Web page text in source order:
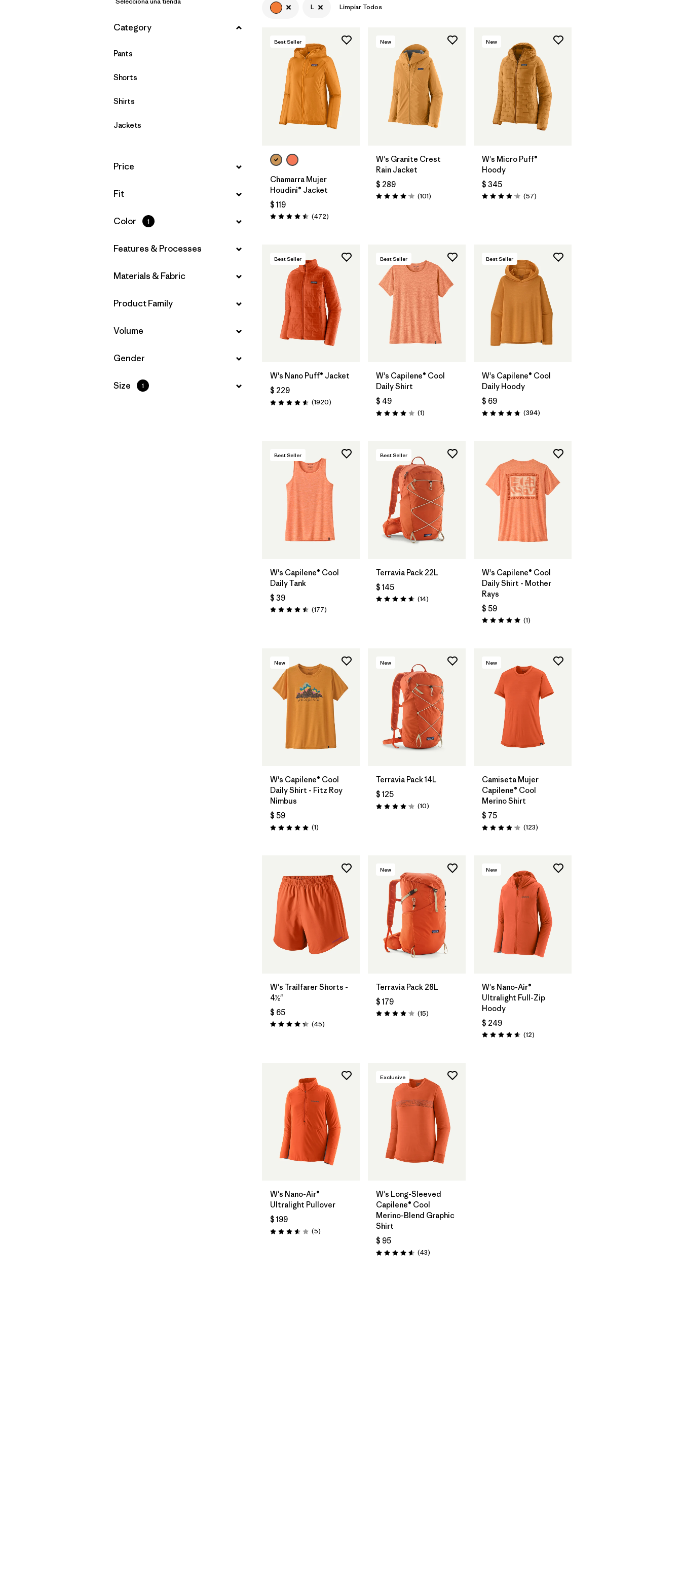
Filtrar por
Product Family
Filtrar por
Category
Pants
Shorts
Shirts
Jackets
Filtrar por
Price
Filtrar por
Fit
Filtrar por
Color 1
Filtrar por
Features & Processes
Filtrar por
Materials & Fabric
Filtrar por
Product Family
Filtrar por
Volume
Filtrar por
Gender
Filtrar por
Size 1
L Limpiar Todos
Best Seller
Chamarra Mujer
Houdini® Jacket
$ 119
Valoración: 4.5 / 5
(472Comentarios
)
New
W's Granite Crest
Rain Jacket
$ 289
Valoración: 4.1 / 5
(101Comentarios
)
New
W's Micro Puff®
Hoody
$ 345
Valoración: 4.1 / 5
(57Comentarios
)
Best Seller
W's Nano Puff® Jacket
$ 229
Valoración: 4.6 / 5
(1920Comentarios
)
Best Seller
W's Capilene® Cool
Daily Shirt
$ 49
Valoración: 4.0 / 5
(1Comentarios
)
Best Seller
W's Capilene® Cool
Daily Hoody
$ 69
Valoración: 4.7 / 5
(394Comentarios
)
Best Seller
W's Capilene® Cool
Daily Tank
$ 39
Valoración: 4.5 / 5
(177Comentarios
)
Best Seller
Terravia Pack 22L
$ 145
Valoración: 4.6 / 5
(14Comentarios
)
W's Capilene® Cool
Daily Shirt - Mother
Rays
$ 59
Valoración: 5.0 / 5
(1Comentarios
)
New
W's Capilene® Cool
Daily Shirt - Fitz Roy
Nimbus
$ 59
Valoración: 5.0 / 5
(1Comentarios
)
New
Terravia Pack 14L
$ 125
Valoración: 4.2 / 5
(10Comentarios
)
New
Camiseta Mujer
Capilene® Cool
Merino Shirt
$ 75
Valoración: 4.2 / 5
(123Comentarios
)
W's Trailfarer Shorts -
4½"
$ 65
Valoración: 4.3 / 5
(45Comentarios
)
New
Terravia Pack 28L
$ 179
Valoración: 4.1 / 5
(15Comentarios
)
New
W's Nano-Air®
Ultralight Full-Zip
Hoody
$ 249
Valoración: 4.7 / 5
(12Comentarios
)
W's Nano-Air®
Ultralight Pullover
$ 199
Valoración: 3.6 / 5
(5Comentarios
)
Exclusive
W's Long-Sleeved
Capilene® Cool
Merino-Blend Graphic
Shirt
$ 95
Valoración: 4.6 / 5
(43Comentarios
)